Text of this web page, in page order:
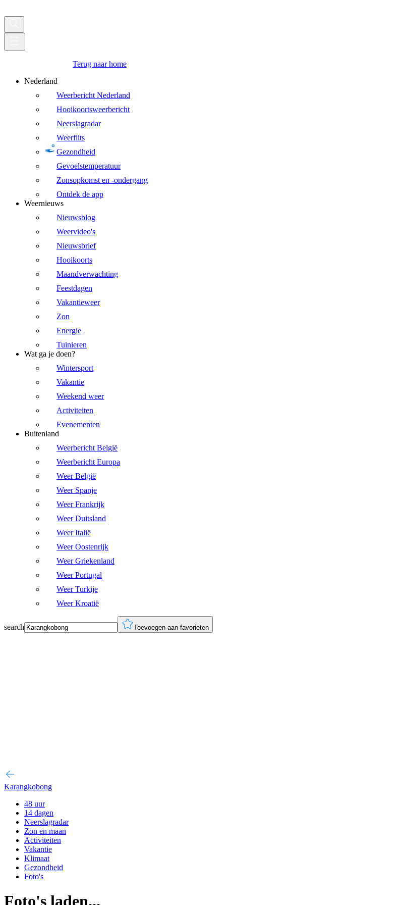
Terug naar home
Nederland
Weerbericht Nederland
Hooikoortsweerbericht
Neerslagradar
Weerflits
Gezondheid
Gevoelstemperatuur
Zonsopkomst en -ondergang
Ontdek de app
Weernieuws
Nieuwsblog
Weervideo's
Nieuwsbrief
Hooikoorts
Maandverwachting
Feestdagen
Vakantieweer
Zon
Energie
Tuinieren
Wat ga je doen?
Wintersport
Vakantie
Weekend weer
Activiteiten
Evenementen
Buitenland
Weerbericht België
Weerbericht Europa
Weer België
Weer Spanje
Weer Frankrijk
Weer Duitsland
Weer Italië
Weer Oostenrijk
Weer Griekenland
Weer Portugal
Weer Turkije
Weer Kroatië
search Toevoegen aan favorieten
Karangkobong
48 uur
14 dagen
Neerslagradar
Zon en maan
Activiteiten
Vakantie
Klimaat
Gezondheid
Foto's
Foto's laden...